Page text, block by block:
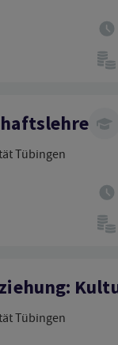
Tübingen
Tübingen